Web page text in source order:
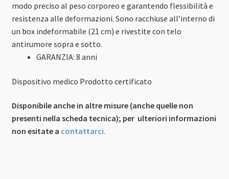
modo preciso al peso corporeo e garantendo flessibilità e
resistenza alle deformazioni. Sono racchiuse all’interno di
un box indeformabile (21 cm) e rivestite con telo
antirumore sopra e sotto.
GARANZIA: 8 anni
Dispositivo medico Prodotto certificato
Disponibile anche in altre misure (anche quelle non
presenti nella scheda tecnica); per ulteriori informazioni
non esitate a contattarci.